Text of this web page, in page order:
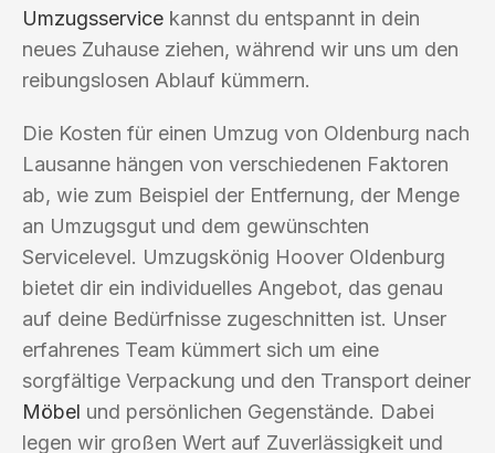
Umzugsservice kannst du entspannt in dein
neues Zuhause ziehen, während wir uns um den
reibungslosen Ablauf kümmern.
Die Kosten für einen Umzug von Oldenburg nach
Lausanne hängen von verschiedenen Faktoren
ab, wie zum Beispiel der Entfernung, der Menge
an Umzugsgut und dem gewünschten
Servicelevel. Umzugskönig Hoover Oldenburg
bietet dir ein individuelles Angebot, das genau
auf deine Bedürfnisse zugeschnitten ist. Unser
erfahrenes Team kümmert sich um eine
sorgfältige Verpackung und den Transport deiner
Möbel und persönlichen Gegenstände. Dabei
legen wir großen Wert auf Zuverlässigkeit und